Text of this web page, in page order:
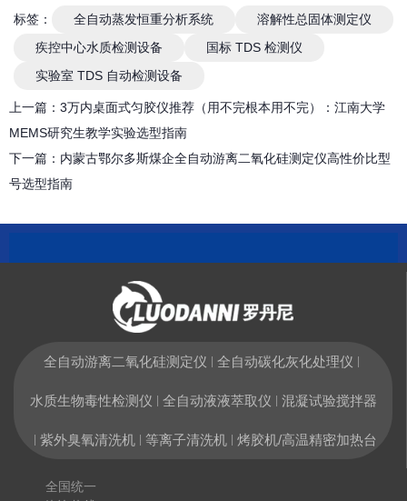
标签：
全自动蒸发恒重分析系统
溶解性总固体测定仪
疾控中心水质检测设备
国标 TDS 检测仪
实验室 TDS 自动检测设备
上一篇： 3万内桌面式匀胶仪推荐（用不完根本用不完）：江南大学
MEMS研究生教学实验选型指南
下一篇： 内蒙古鄂尔多斯煤企全自动游离二氧化硅测定仪高性价比型
号选型指南
全自动游离二氧化硅测定仪 全自动碳化灰化处理仪
水质生物毒性检测仪 全自动液液萃取仪 混凝试验搅拌器
紫外臭氧清洗机 等离子清洗机 烤胶机/高温精密加热台
全国统一